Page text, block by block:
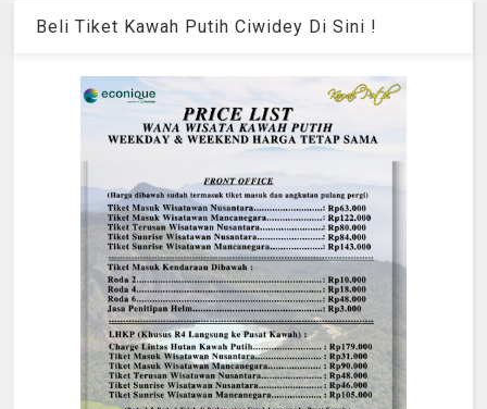
Beli Tiket Kawah Putih Ciwidey Di Sini !